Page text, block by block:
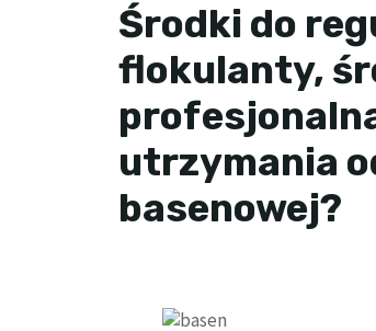
Środki do
flokulanty,
utrzymania
basenowej?